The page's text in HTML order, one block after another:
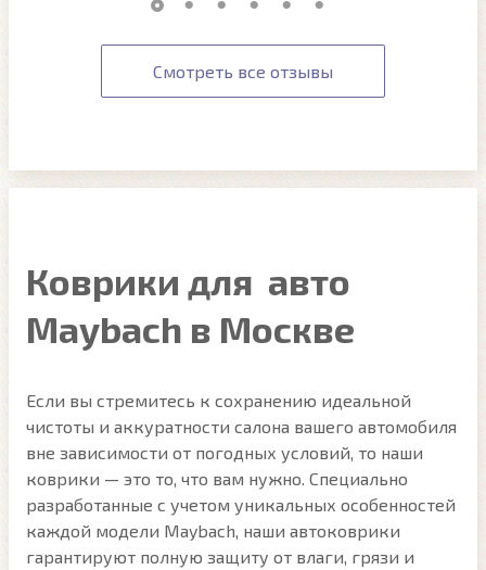
Смотреть все отзывы
Коврики для авто
Maybach в Москве
Если вы стремитесь к сохранению идеальной
чистоты и аккуратности салона вашего автомобиля
вне зависимости от погодных условий, то наши
коврики — это то, что вам нужно. Специально
разработанные с учетом уникальных особенностей
каждой модели Maybach, наши автоковрики
гарантируют полную защиту от влаги, грязи и